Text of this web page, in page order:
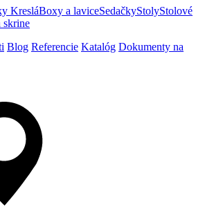
KresláBoxy a laviceSedačkyStolyStolové
skrine
Blog Referencie Katalóg Dokumenty na